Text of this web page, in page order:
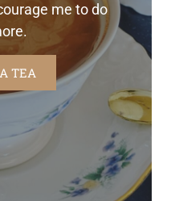
me to do
TEA